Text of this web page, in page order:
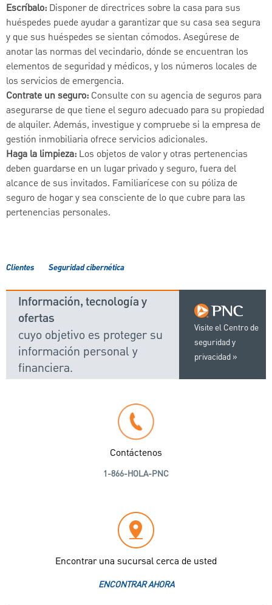
Escríbalo: Disponer de directrices sobre la casa para sus
huéspedes puede ayudar a garantizar que su casa sea segura
y que sus huéspedes se sientan cómodos. Asegúrese de
anotar las normas del vecindario, dónde se encuentran los
elementos de seguridad y médicos, y los números locales de
los servicios de emergencia.
Contrate un seguro: Consulte con su agencia de seguros para
asegurarse de que tiene el seguro adecuado para su propiedad
de alquiler. Además, investigue y compruebe si la empresa de
gestión inmobiliaria ofrece servicios adicionales.
Haga la limpieza: Los objetos de valor y otras pertenencias
deben guardarse en un lugar privado y seguro, fuera del
alcance de sus invitados. Familiarícese con su póliza de
seguro de hogar y sea consciente de lo que cubre para las
pertenencias personales.
Clientes Seguridad cibernética
Visite el Centro de
seguridad y
privacidad
Información, tecnología y
ofertas
cuyo objetivo es proteger su
información personal y
financiera.
Contáctenos
1-866-HOLA-PNC
Encontrar una sucursal cerca de usted
ENCONTRAR AHORA